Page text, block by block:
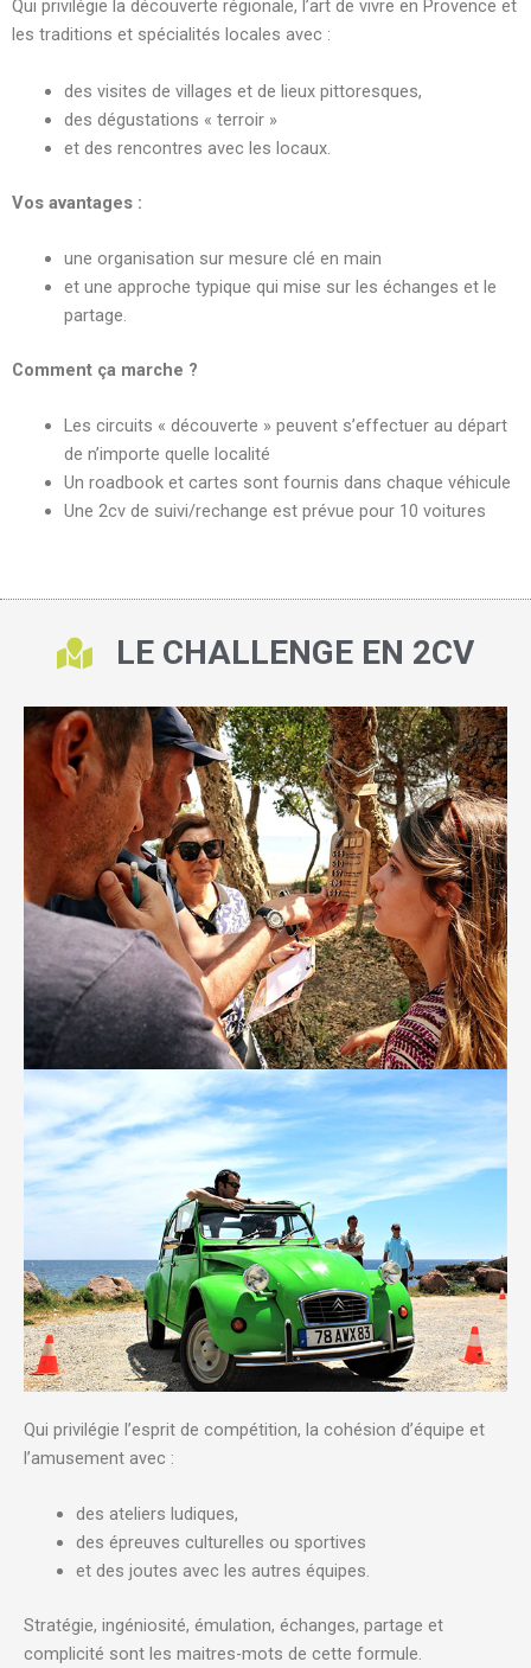
Qui privilégie la découverte régionale, l’art de vivre en Provence et
les traditions et spécialités locales avec :
des visites de villages et de lieux pittoresques,
des dégustations « terroir »
et des rencontres avec les locaux.
Vos avantages :
une organisation sur mesure clé en main
et une approche typique qui mise sur les échanges et le
partage.
Comment ça marche ?
Les circuits « découverte » peuvent s’effectuer au départ
de n’importe quelle localité
Un roadbook et cartes sont fournis dans chaque véhicule
Une 2cv de suivi/rechange est prévue pour 10 voitures
LE CHALLENGE EN 2CV
Qui privilégie l’esprit de compétition, la cohésion d’équipe et
l’amusement avec :
des ateliers ludiques,
des épreuves culturelles ou sportives
et des joutes avec les autres équipes.
Stratégie, ingéniosité, émulation, échanges, partage et
complicité sont les maitres-mots de cette formule.